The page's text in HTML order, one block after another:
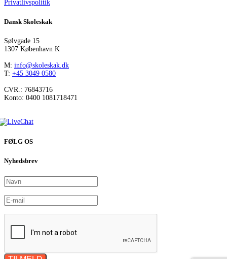
Privatlivspolitik
Dansk Skoleskak
Sølvgade 15
1307 København K
M: info@skoleskak.dk
T: +45 3049 0580
CVR.: 76843716
Konto: 0400 1081718471
FØLG OS
Nyhedsbrev